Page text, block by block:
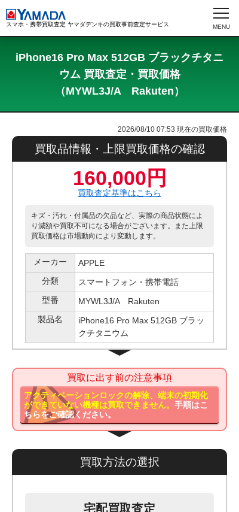
スマホ・携帯買取査定 ヤマダデンキの買取事前査定サービス
iPhone16 Pro Max 512GB ブラックチタニ
ウム 買取査定・買取価格
（MYWL3J/A Rakuten）
2026/08/10 07:53 現在の買取価格
買取品情報・上限買取価格の確認
160,000円
買取査定基準はこちら
キズ・汚れ・付属品の欠品など、実際の商品状態によ
り減額や買取不可になる場合がございます。また上限
買取価格は市場動向により変動します。
メーカー
APPLE
分類
スマートフォン・携帯電話
型番
MYWL3J/A Rakuten
製品名
iPhone16 Pro Max 512GB ブラッ
クチタニウム
買取に出す前の注意事項
アクティベーションロックの解除、端末の初期化
ができていない機種は買取できません。手順はこ
ちらをご確認ください。
買取方法の選択
宅配買取査定